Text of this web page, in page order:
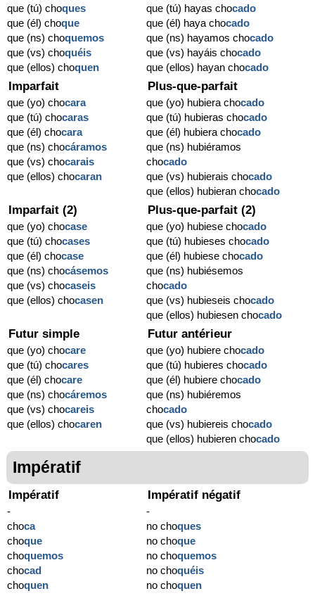
que (tú) choques
que (él) choque
que (ns) choquemos
que (vs) choquéis
que (ellos) choquen
que (tú) hayas chocado
que (él) haya chocado
que (ns) hayamos chocado
que (vs) hayáis chocado
que (ellos) hayan chocado
Imparfait
que (yo) chocara
que (tú) chocaras
que (él) chocara
que (ns) chocáramos
que (vs) chocarais
que (ellos) chocaran
Plus-que-parfait
que (yo) hubiera chocado
que (tú) hubieras chocado
que (él) hubiera chocado
que (ns) hubiéramos
chocado
que (vs) hubierais chocado
que (ellos) hubieran chocado
Imparfait (2)
que (yo) chocase
que (tú) chocases
que (él) chocase
que (ns) chocásemos
que (vs) chocaseis
que (ellos) chocasen
Plus-que-parfait (2)
que (yo) hubiese chocado
que (tú) hubieses chocado
que (él) hubiese chocado
que (ns) hubiésemos
chocado
que (vs) hubieseis chocado
que (ellos) hubiesen chocado
Futur simple
que (yo) chocare
que (tú) chocares
que (él) chocare
que (ns) chocáremos
que (vs) chocareis
que (ellos) chocaren
Futur antérieur
que (yo) hubiere chocado
que (tú) hubieres chocado
que (él) hubiere chocado
que (ns) hubiéremos
chocado
que (vs) hubiereis chocado
que (ellos) hubieren chocado
Impératif
Impératif
-
choca
choque
choquemos
chocad
choquen
Impératif négatif
-
no choques
no choque
no choquemos
no choquéis
no choquen